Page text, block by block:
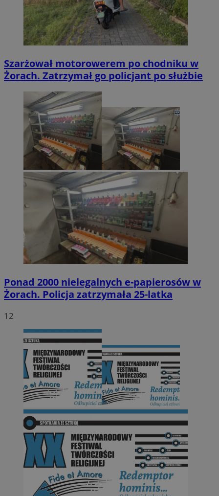
Szarżował motorowerem po chodniku w
Żorach. Zatrzymał go policjant po służbie
Ponad 2000 nielegalnych e-papierosów w
Żorach. Policja zatrzymała 25-latka
12